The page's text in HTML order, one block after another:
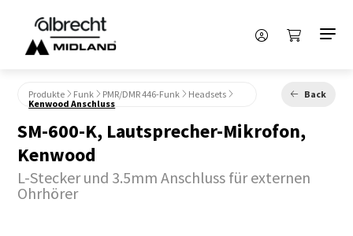
Produkte Funk PMR/DMR 446-Funk
Headsets
Kenwood Anschluss
Back
SM-600-K, Lautsprecher-Mikrofon,
Kenwood
L-Stecker und 3.5mm Anschluss für externen
Ohrhörer